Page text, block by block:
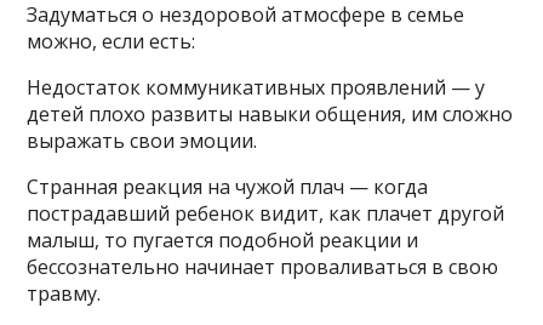
Задуматься о нездоровой атмосфере в семье
можно, если есть:
Недостаток коммуникативных проявлений — у
детей плохо развиты навыки общения, им сложно
выражать свои эмоции.
Странная реакция на чужой плач — когда
пострадавший ребенок видит, как плачет другой
малыш, то пугается подобной реакции и
бессознательно начинает проваливаться в свою
травму.